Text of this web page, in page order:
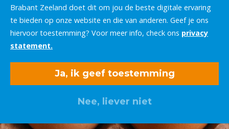
Brabant Zeeland doet dit om jou de beste digitale ervaring
te bieden op onze website en die van anderen. Geef je ons
hiervoor toestemming? Voor meer info, check ons privacy
statement.
Ja, ik geef toestemming
Nee, liever niet